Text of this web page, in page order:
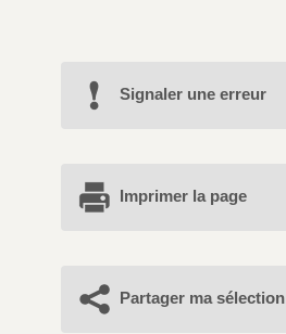
Signaler une erreur
Imprimer la page
Partager ma sélection